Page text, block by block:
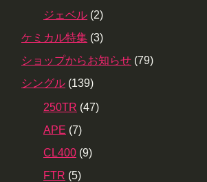
ジェベル (2)
ケミカル特集 (3)
ショップからお知らせ (79)
シングル (139)
250TR (47)
APE (7)
CL400 (9)
FTR (5)